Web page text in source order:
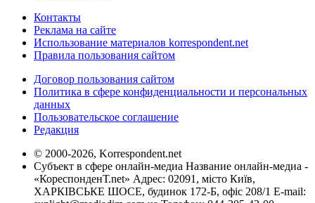
Контакты
Реклама на сайте
Использование материалов korrespondent.net
Правила пользования сайтом
Договор пользования сайтом
Политика в сфере конфиденциальности и персональных
данных
Пользовательское соглашение
Редакция
© 2000-2026, Korrespondent.net
Субъект в сфере онлайн-медиа Название онлайн-медиа -
«КореспонденТ.net» Адрес: 02091, місто Київ,
ХАРКІВСЬКЕ ШОСЕ, будинок 172-Б, офіс 208/1 E-mail: